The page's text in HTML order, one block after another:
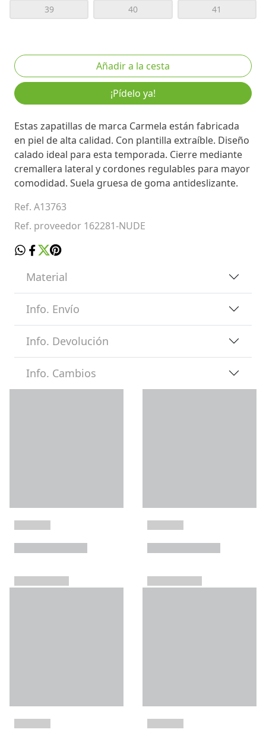
39 40 41
¡Pídelo ya!
Estas zapatillas de marca Carmela están fabricada
en piel de alta calidad. Con plantilla extraíble. Diseño
calado ideal para esta temporada. Cierre mediante
cremallera lateral y cordones regulables para mayor
comodidad. Suela gruesa de goma antideslizante.
Ref. A13763
Ref. proveedor 162281-NUDE
Material
Info. Envío
Info. Devolución
Info. Cambios